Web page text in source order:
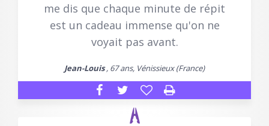
me dis que chaque minute de répit
est un cadeau immense qu'on ne
voyait pas avant.
Jean-Louis, 67 ans, Vénissieux (France)